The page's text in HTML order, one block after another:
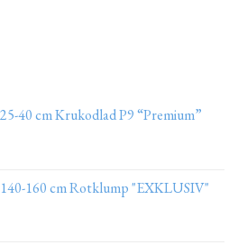
40 cm Krukodlad P9 “Premium”
160 cm Rotklump "EXKLUSIV"